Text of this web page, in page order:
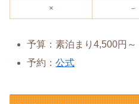
× －
予算：素泊まり4,500円～
予約：公式